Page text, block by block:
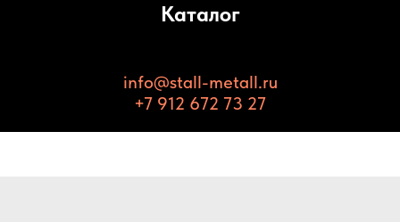
Каталог
info@stall-metall.ru
+7 912 672 73 27